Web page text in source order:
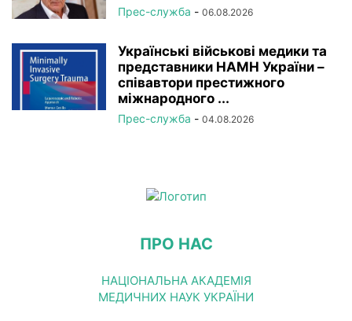
Прес-служба - 06.08.2026
Українські військові медики та
представники НАМН України –
співавтори престижного
міжнародного ...
Прес-служба - 04.08.2026
ПРО НАС
НАЦІОНАЛЬНА АКАДЕМІЯ
МЕДИЧНИХ НАУК УКРАЇНИ